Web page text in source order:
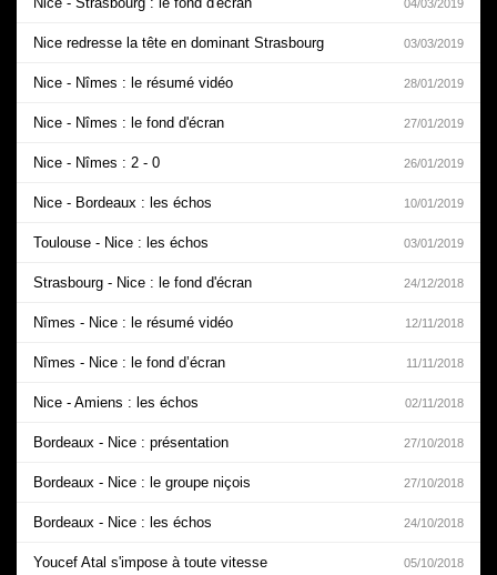
04/03/2019
Nice redresse la tête en dominant Strasbourg 03/03/2019
Nice - Nîmes : le résumé vidéo 28/01/2019
Nice - Nîmes : le fond d'écran 27/01/2019
Nice - Nîmes : 2 - 0 26/01/2019
Nice - Bordeaux : les échos 10/01/2019
Toulouse - Nice : les échos 03/01/2019
Strasbourg - Nice : le fond d'écran 24/12/2018
Nîmes - Nice : le résumé vidéo 12/11/2018
Nîmes - Nice : le fond d’écran 11/11/2018
Nice - Amiens : les échos 02/11/2018
Bordeaux - Nice : présentation 27/10/2018
Bordeaux - Nice : le groupe niçois 27/10/2018
Bordeaux - Nice : les échos 24/10/2018
Youcef Atal s'impose à toute vitesse 05/10/2018